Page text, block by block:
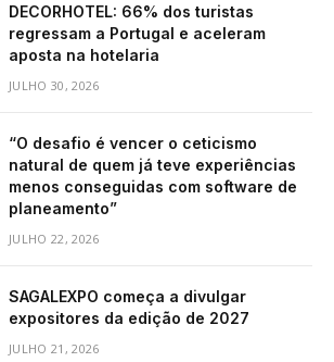
DECORHOTEL: 66% dos turistas
regressam a Portugal e aceleram
aposta na hotelaria
JULHO 30, 2026
“O desafio é vencer o ceticismo
natural de quem já teve experiências
menos conseguidas com software de
planeamento”
JULHO 22, 2026
SAGALEXPO começa a divulgar
expositores da edição de 2027
JULHO 21, 2026